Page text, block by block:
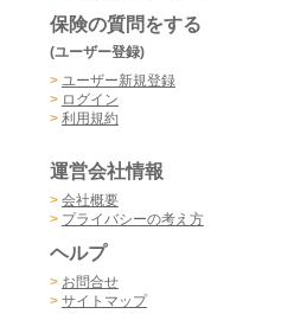
保険の質問をする
(ユーザー登録)
> ユーザー新規登録
> ログイン
> 利用規約
運営会社情報
> 会社概要
> プライバシーの考え方
ヘルプ
> お問合せ
> サイトマップ